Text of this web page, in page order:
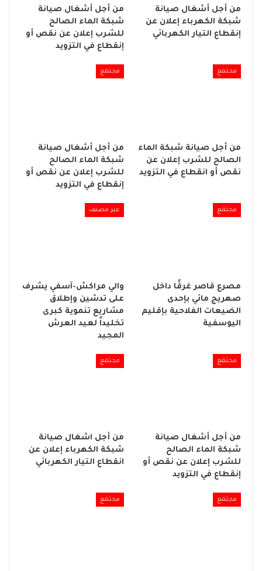
من أجل أشغال صيانة
شبكة الكهرباء إعلان عن
إنقطاع التيار الكهربائي
من أجل أشغال صيانة
شبكة الماء الصالح
للشرب إعلان عن نقص أو
إنقطاع في التزويد
مجتمع
من أجل صيانة شبكة الماء
الصالح للشرب إعلان عن
نقص أو انقطاع في التزويد
مجتمع
من أجل أشغال صيانة
شبكة الماء الصالح
للشرب إعلان عن نقص أو
إنقطاع في التزويد
مجتمع
مصرع قاصر غرقًا داخل
صهريج مائي بإحدى
الضيعات الفلاحية بإقليم
اليوسفية
غير مصنف
والي مراكش-آسفي يشرف
على تدشين وإطلاق
مشاريع تنموية كبرى
تخليداً لعيد العرش
المجيد
مجتمع
من أجل أشغال صيانة
شبكة الماء الصالح
للشرب إعلان عن نقص أو
إنقطاع في التزويد
مجتمع
من أجل اشغال صيانة
شبكة الكهرباء إعلان عن
انقطاع التيار الكهربائي
مجتمع مجتمع